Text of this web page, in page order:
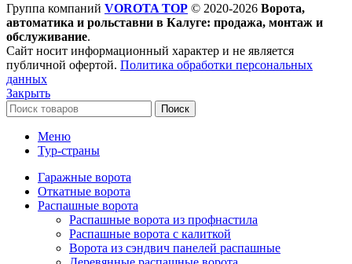
Группа компаний VOROTA TOP © 2020-2026 Ворота,
автоматика и рольставни в Калуге: продажа, монтаж и
обслуживание.
Сайт носит информационный характер и не является
публичной офертой. Политика обработки персональных
данных
Закрыть
Поиск
Меню
Тур-страны
Гаражные ворота
Откатные ворота
Распашные ворота
Распашные ворота из профнастила
Распашные ворота с калиткой
Ворота из сэндвич панелей распашные